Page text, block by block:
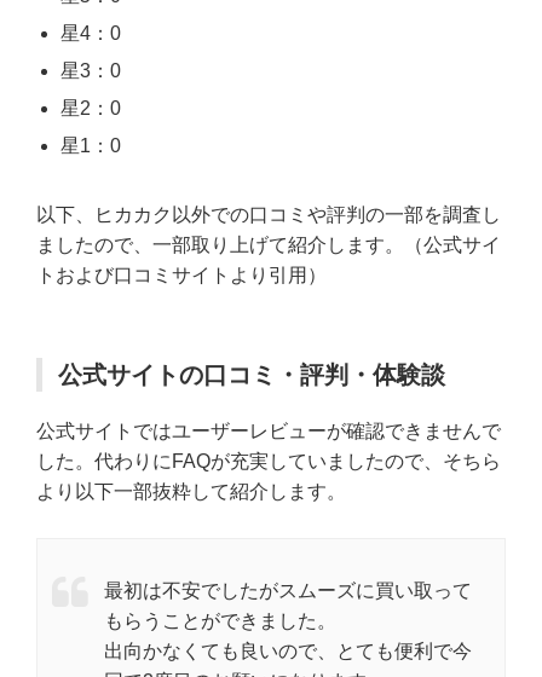
星4：0
星3：0
星2：0
星1：0
以下、ヒカカク以外での口コミや評判の一部を調査し
ましたので、一部取り上げて紹介します。（公式サイ
トおよび口コミサイトより引用）
公式サイトの口コミ・評判・体験談
公式サイトではユーザーレビューが確認できませんで
した。代わりにFAQが充実していましたので、そちら
より以下一部抜粋して紹介します。
最初は不安でしたがスムーズに買い取って
もらうことができました。
出向かなくても良いので、とても便利で今